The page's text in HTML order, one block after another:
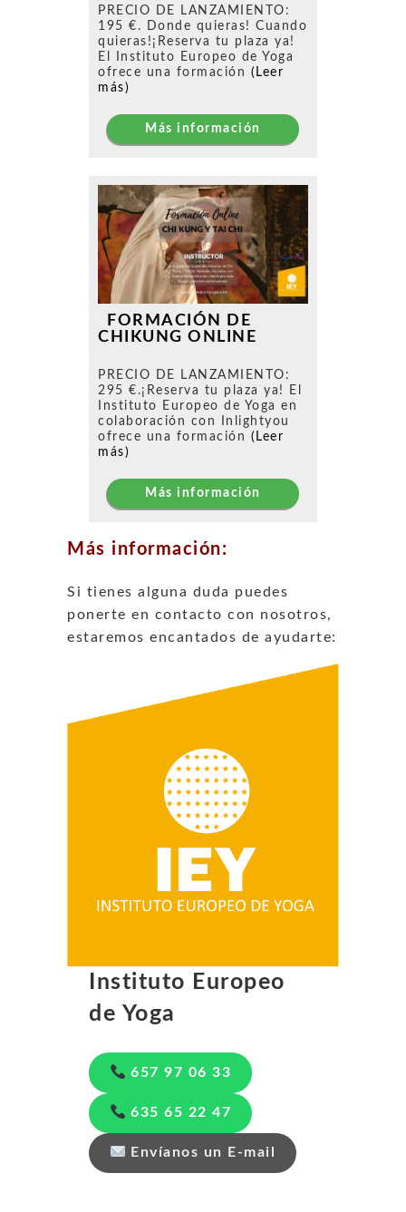
PRECIO DE LANZAMIENTO:
195 €. Donde quieras! Cuando
quieras!¡Reserva tu plaza ya!
El Instituto Europeo de Yoga
ofrece una formación (Leer
más)
Más información
FORMACIÓN DE
CHIKUNG ONLINE
PRECIO DE LANZAMIENTO:
295 €.¡Reserva tu plaza ya! El
Instituto Europeo de Yoga en
colaboración con Inlightyou
ofrece una formación (Leer
más)
Más información
Más información:
Si tienes alguna duda puedes
ponerte en contacto con nosotros,
estaremos encantados de ayudarte:
Instituto Europeo
de Yoga
657 97 06 33
635 65 22 47
Envíanos un E-mail